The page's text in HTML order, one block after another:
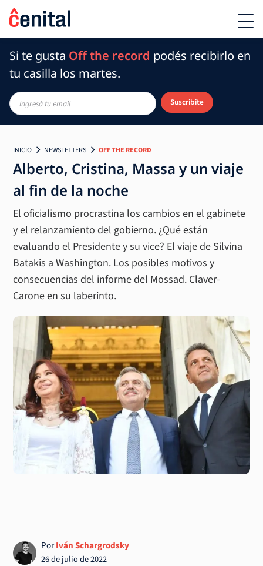
Si te gusta Off the record podés recibirlo en
tu casilla los martes.
Suscribite
INICIO NEWSLETTERS OFF THE RECORD
Alberto, Cristina, Massa y un viaje
al fin de la noche
El oficialismo procrastina los cambios en el gabinete
y el relanzamiento del gobierno. ¿Qué están
evaluando el Presidente y su vice? El viaje de Silvina
Batakis a Washington. Los posibles motivos y
consecuencias del informe del Mossad. Claver-
Carone en su laberinto.
PorIván Schargrodsky
26 de julio de 2022